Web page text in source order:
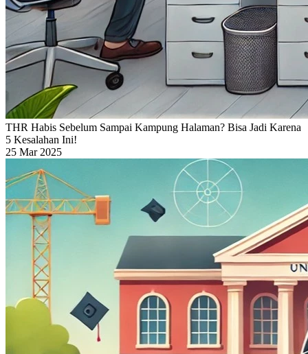
THR Habis Sebelum Sampai Kampung Halaman? Bisa Jadi Karena
5 Kesalahan Ini!
25 Mar 2025